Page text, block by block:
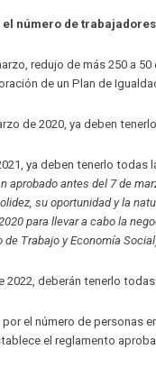
número de trabajadores
redujo de más 250 a
de un Plan de
de 2020, ya deben
ya deben tenerlo
aprobado antes del 7 de
su oportunidad y la
para llevar a cabo la
Trabajo y Economía
2022, deberán tenerlo
el número de personas
el reglamento